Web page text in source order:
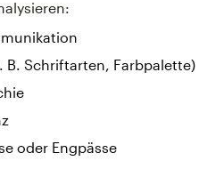
B. Schriftarten, Farbpalette)
oder Engpässe